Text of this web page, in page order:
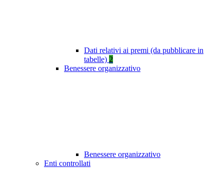
Dati relativi ai premi (da pubblicare in
tabelle) 2
Benessere organizzativo
Benessere organizzativo
Enti controllati